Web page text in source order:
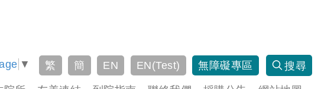
▼ 繁 簡 EN EN(Test) 無障礙專區 搜尋